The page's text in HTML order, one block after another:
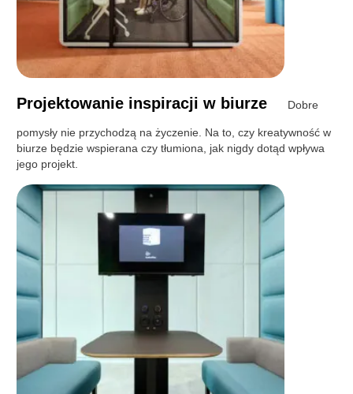
Projektowanie inspiracji w biurze Dobre
pomysły nie przychodzą na życzenie. Na to, czy kreatywność w
biurze będzie wspierana czy tłumiona, jak nigdy dotąd wpływa
jego projekt.